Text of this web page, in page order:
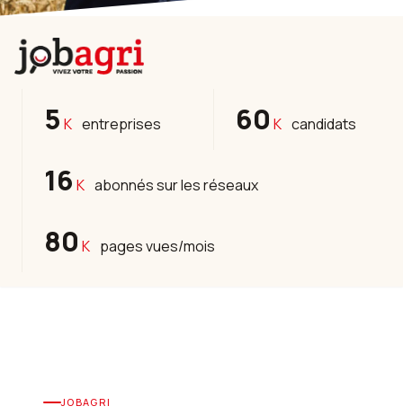
5 K entreprises 60 K candidats
16 K abonnés sur les réseaux
80 K pages vues/mois
JOBAGRI